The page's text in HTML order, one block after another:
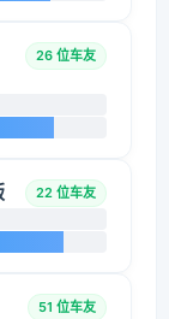
26 位车友
22 位车友
51 位车友